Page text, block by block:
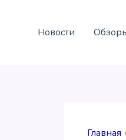
Новости
Главная